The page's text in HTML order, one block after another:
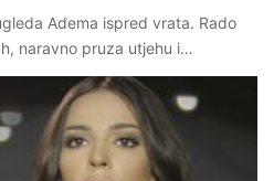
Adema ispred vrata. Rado
naravno pruza utjehu i…